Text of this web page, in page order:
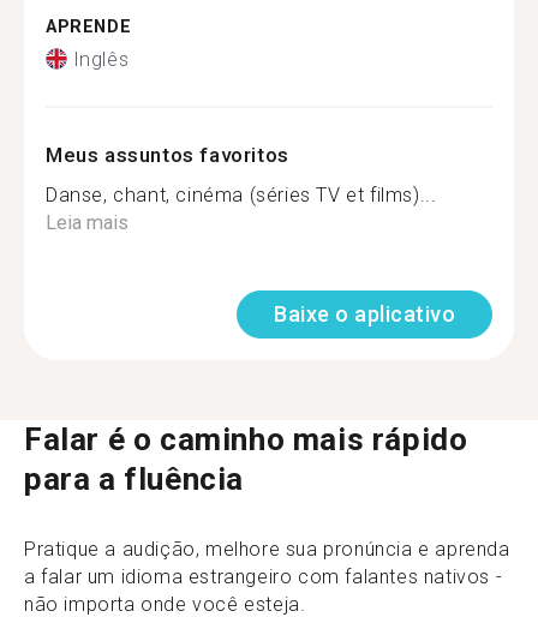
APRENDE
Inglês
Meus assuntos favoritos
Danse, chant, cinéma (séries TV et films)...
Leia mais
Baixe o aplicativo
Falar é o caminho mais rápido
para a fluência
Pratique a audição, melhore sua pronúncia e aprenda
a falar um idioma estrangeiro com falantes nativos -
não importa onde você esteja.